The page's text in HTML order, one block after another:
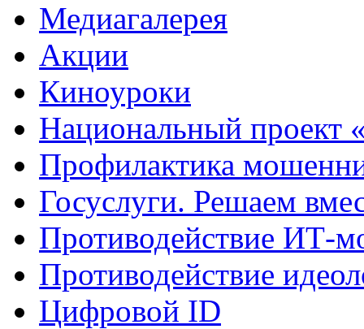
Медиагалерея
Акции
Киноуроки
Национальный проект
Профилактика
Госуслуги. Решаем
Противодействие ИТ-
Противодействие
Цифровой ID